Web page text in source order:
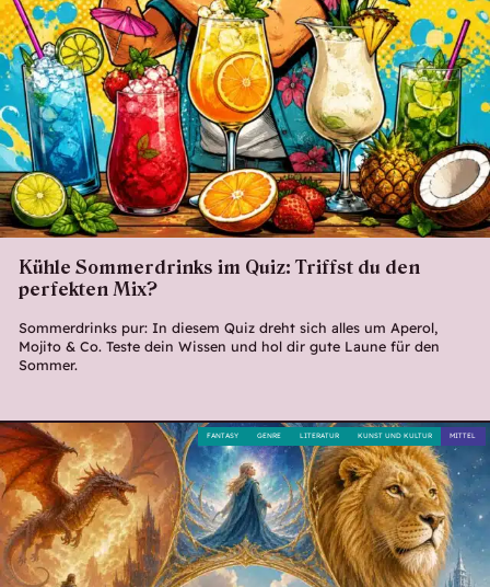
Kühle Sommerdrinks im Quiz: Triffst du den
perfekten Mix?
Sommerdrinks pur: In diesem Quiz dreht sich alles um Aperol,
Mojito & Co. Teste dein Wissen und hol dir gute Laune für den
Sommer.
MITTEL
KUNST UND KULTUR
LITERATUR
GENRE
FANTASY